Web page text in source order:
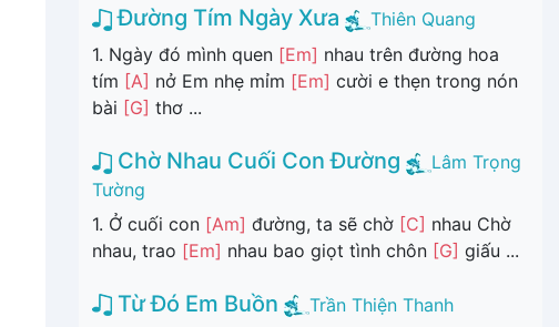
Đường Tím Ngày Xưa
Thiên Quang
1. Ngày đó mình quen [Em] nhau trên đường hoa
tím [A] nở Em nhẹ mỉm [Em] cười e thẹn trong nón
bài [G] thơ ...
Chờ Nhau Cuối Con Đường
Lâm Trọng
Tường
1. Ở cuối con [Am] đường, ta sẽ chờ [C] nhau Chờ
nhau, trao [Em] nhau bao giọt tình chôn [G] giấu ...
Từ Đó Em Buồn
Trần Thiện Thanh